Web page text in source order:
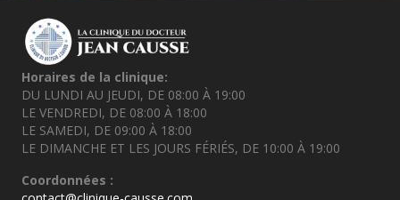
Horaires de la clinique:
DU LUNDI AU JEUDI, DE 08:00 À 19:00
LE VENDREDI, DE 08:00 À 18:00
LE SAMEDI, DE 09:00 À 18:00
LE DIMANCHE ET LES JOURS FÉRIÉS, DE 10:00 À 19:00
Coordonnées :